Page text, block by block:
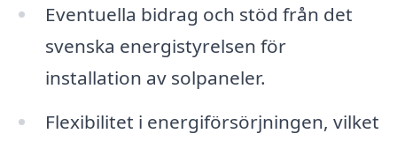
Eventuella bidrag och stöd från det
svenska energistyrelsen för
installation av solpaneler.
Flexibilitet i energiförsörjningen, vilket